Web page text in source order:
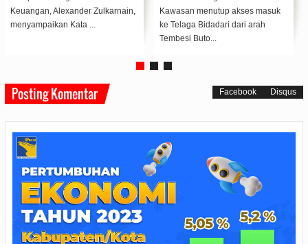
Keuangan, Alexander Zulkarnain,
menyampaikan Kata ...
Kawasan menutup akses masuk
ke Telaga Bidadari dari arah
Tembesi Buto...
Posting Komentar Facebook Disqus